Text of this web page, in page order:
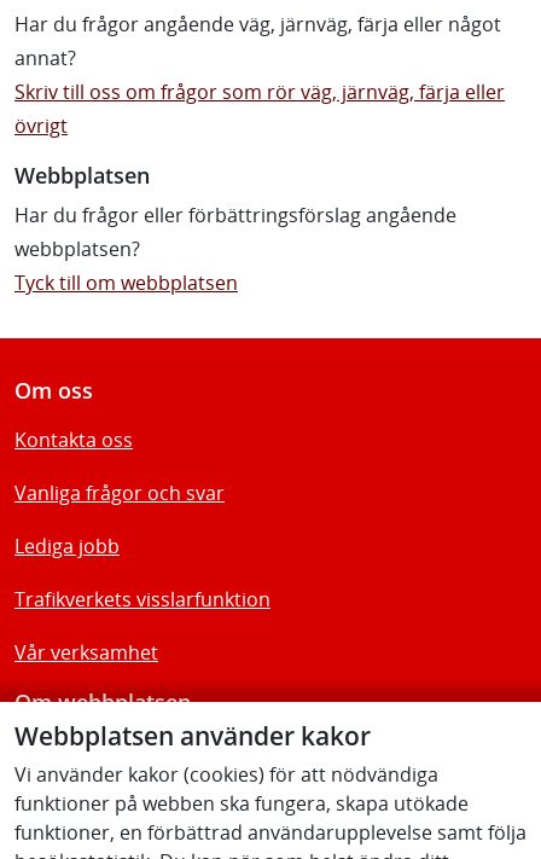
Webbplatsen använder kakor
Vi använder kakor (cookies) för att nödvändiga
funktioner på webben ska fungera, skapa utökade
funktioner, en förbättrad användarupplevelse samt följa
Har du frågor angående väg, järnväg, färja eller något
annat?
Skriv till oss om frågor som rör väg, järnväg, färja eller
övrigt
Webbplatsen
Har du frågor eller förbättringsförslag angående
webbplatsen?
Tyck till om webbplatsen
Om oss
Kontakta oss
Vanliga frågor och svar
Lediga jobb
Trafikverkets visslarfunktion
Vår verksamhet
Om webbplatsen
Tillgänglighetsredogörelse
Följ oss